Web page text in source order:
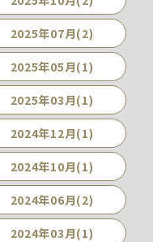
2025年07月(2)
2025年05月(1)
2025年03月(1)
2024年12月(1)
2024年10月(1)
2024年06月(2)
2024年03月(1)